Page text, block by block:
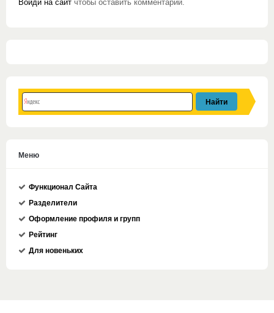
Войди на сайт чтобы оставить комментарий.
Меню
Функционал Сайта
Разделители
Оформление профиля и групп
Рейтинг
Для новеньких